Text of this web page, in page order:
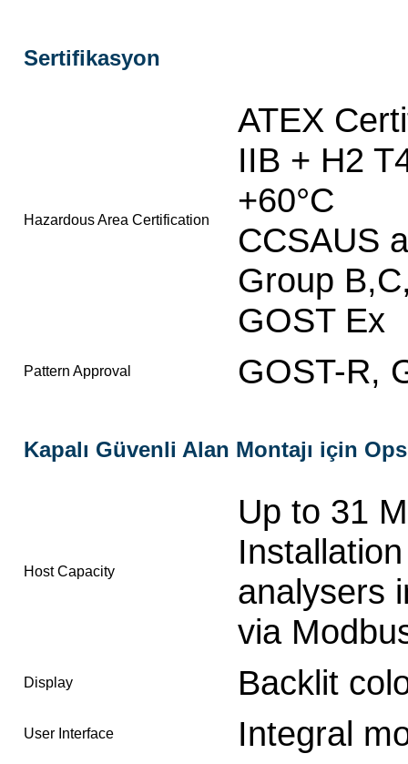
Sertifikasyon
Hazardous Area Certification
ATEX
IIB + H2
+60°C
CCSAUS
Group
GOST Ex
Pattern Approval GOST-R,
Kapalı Güvenli Alan Montajı için
Host Capacity
Up to 31
analysers
via
Display Backlit
User Interface Integral